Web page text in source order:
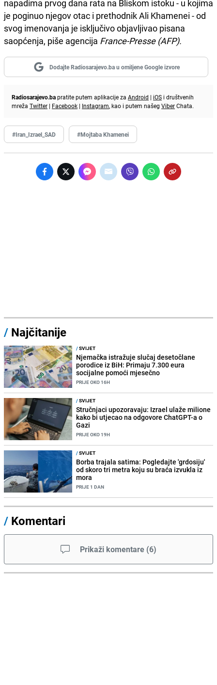
napadima prvog dana rata na Bliskom istoku - u kojima
je poginuo njegov otac i prethodnik Ali Khamenei - od
svog imenovanja je isključivo objavljivao pisana
saopćenja, piše agencija France-Presse (AFP).
Dodajte Radiosarajevo.ba u omiljene Google izvore
Radiosarajevo.bapratite putem aplikacije za Android | iOS i društvenih
mreža Twitter | Facebook | Instagram, kao i putem našeg ViberChata.
#Iran_Izrael_SAD #Mojtaba Khamenei
/ Najčitanije
/SVIJET
Njemačka istražuje slučaj desetočlane
porodice iz BiH: Primaju 7.300 eura
socijalne pomoći mjesečno
PRIJE OKO 16H
/SVIJET
Stručnjaci upozoravaju: Izrael ulaže milione
kako bi utjecao na odgovore ChatGPT-a o
Gazi
PRIJE OKO 19H
/SVIJET
Borba trajala satima: Pogledajte 'grdosiju'
od skoro tri metra koju su braća izvukla iz
mora
PRIJE 1 DAN
/ Komentari
Prikaži komentare (6)